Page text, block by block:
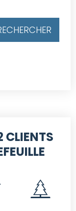
CLIENTS